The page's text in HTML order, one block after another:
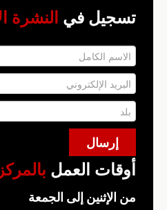
تسجيل في النشرة
أوقات العمل بالمركز
من الإثنين إلى الجمعة